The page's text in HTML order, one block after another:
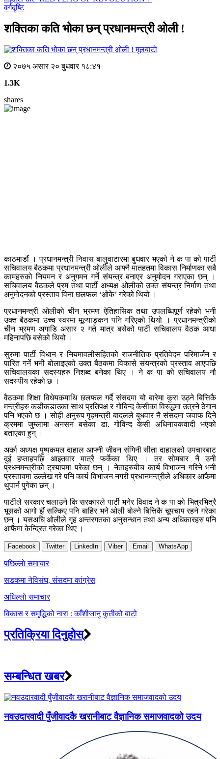
वर्गदृष्टि
शक्तिका कति भोका छन् प्रधानमन्त्री ओली !
मूलबाटाे
२०७५ असार २० बुधवार १८:४१
1.3K
shares
काठमाडौं । प्रधानमन्त्री निवास बालुवाटारमा बुधवार भएको ने क पा को पार्टी
सचिवालय बैठकमा प्रधानमन्त्री ओलीले आफ्नै मातहतमा विकास निर्माणका सबै
कामहरुको नियमन र अनुगमन गर्ने संयन्त्र बनाएर अनुमोदन गराएका छन् ।
सचिवालय वैठकले प्रम तथा पार्टी अध्यक्ष ओलीको उक्त संयन्त्र निर्माण तथा
अनुमोदनको प्रस्ताव विना छलफल ‘ओके’ गरेको थियो ।
प्रधानमन्त्री ओलीको चीन भ्रमण ऐतिहासिक तथा उपलब्धिपूर्ण रहेको भनी
उक्त बैठकमा उच्च स्वरमा मूल्याङ्कन पनि गरिएको थियो । प्रधानमन्त्रीको
चीन भ्रमण अगाडि असार २ गते मात्र बसेको पार्टी सचिवालय वैठक आधा
महिनापछि बसेको थियो ।
सुरुमा पार्टी विधान र नियमावलीसहितको राजनीतिक प्रतिवेदन परिमार्जन र
पारित गर्ने भनी बोलाइएको उक्त बैठकमा विकासे संयन्त्रको प्रस्ताव आएपछि
सचिवालयका सदस्यहरु निशब्द बनेका थिए । ने क पा को सचिवालय नौ
सदस्यीय रहेको छ ।
वैठकमा शिक्षा विधेयकमाथि छलफल गर्दै संसदमा यो बारेमा कुरा उठ्ने बित्तिकै
मन्त्रीहरु कडीकडाउका साथ प्रतिपक्ष र गोबिन्द केसीका विरुद्धमा उत्रने ठेगान
पनि भएको छ । सोही अनुरुप गृहमन्त्री बादलले बुधवार नै संसदमा जवाफ दिने
क्रममा जुम्लामा अनसन बसेका डा. गोविन्द केसी अधिनायकवादी भएको
बताएका हुन् ।
अर्का अध्यक्ष पुष्पकमल दाहाल आफ्नी जीवन संगिनी सीता दाहालको उपचारबाट
दुई हप्ताहपछि आइतवार मात्रै फर्केका थिए । तर सोमबार नै उनी
प्रधनमन्त्रीको ट्रयापमा परेका छन् । नेताहरुबीच कार्य विभाजन गरिने भनी
प्रस्तावमा उल्लेख गरे पनि कार्य विभाजन नगरी प्रधानमन्त्रीले अधिकार आफैमा
थुपार्न पुगेका छन् ।
पार्टीले सरकार चलाउने कि सरकारले पार्टी भनेर विवाद ने क पा को भित्रभित्रै
भूसको आगो झैं सल्किए पनि बाहिर भने ओली बोल्ने बित्तिकै चूपचाप रहने गरेका
छन् । यसअघि ओलीले गृह अन्तरगतका अनुसन्धान तथा अन्य अधिकारहरु पनि
आफैमा केन्द्रित गरेका थिए ।
Facebook Twitter LinkedIn Viber Email WhatsApp
Post
navigation
पछिल्लाे समाचार
सडकमा नेविसंघ, संसदमा कांग्रेस
अघिल्लाे समाचार
विकास र समृद्धिको नारा : काँशीजानु कुतीको बाटो
प्रतिक्रिया दिनुहोस्
सम्बन्धित खबर
नवउदारवादी पुँजीवादकै खरानीबाट वैज्ञानिक समाजवादको उदय